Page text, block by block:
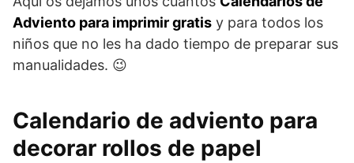
Adviento para imprimir gratis y para todos los
niños que no les ha dado tiempo de preparar sus
manualidades. 😉
Calendario de adviento para
decorar rollos de papel